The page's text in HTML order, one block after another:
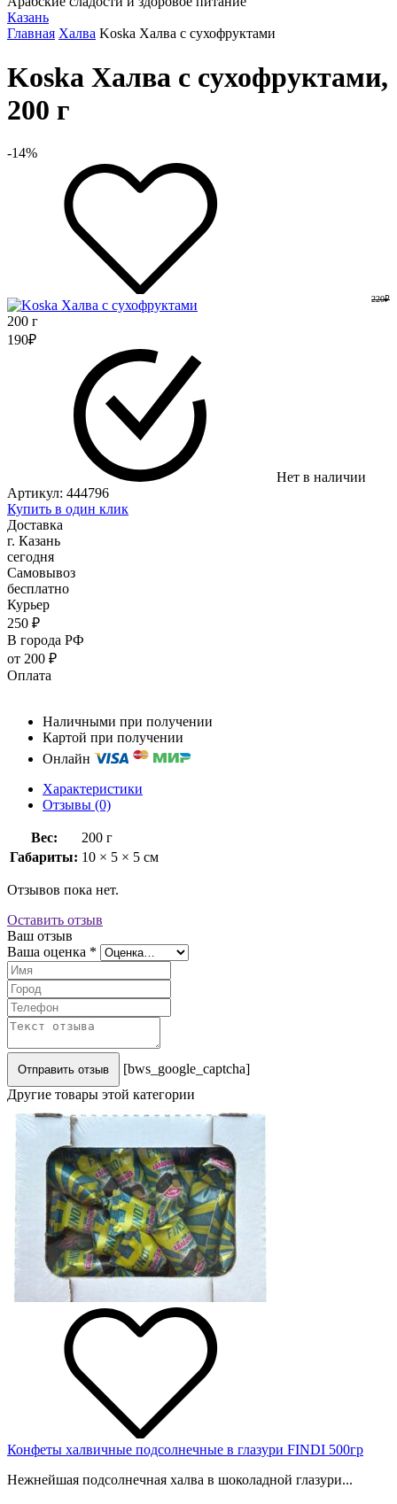
Казань
Главная Халва Koska Халва с сухофруктами
Koska Халва с сухофруктами,
200 г
-14%
200 г
220₽
190₽
Нет в наличии
Артикул: 444796
Купить в один клик
Доставка
г. Казань
сегодня
Самовывоз
бесплатно
Курьер
250 ₽
В города РФ
от 200 ₽
Оплата
Наличными при получении
Картой при получении
Онлайн
Характеристики
Отзывы (0)
Вес:
200 г
Габариты: 10 × 5 × 5 см
Отзывов пока нет.
Оставить отзыв
Ваш отзыв
Ваша оценка *
Отправить отзыв
[bws_google_captcha]
Другие товары этой категории
Конфеты халвичные подсолнечные в глазури FINDI 500гр
Нежнейшая подсолнечная халва в шоколадной глазури...